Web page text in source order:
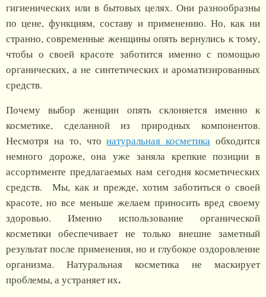
гигиенических или в бытовых целях. Они разнообразны
по цене, функциям, составу и применению. Но, как ни
странно, современные женщины опять вернулись к тому,
чтобы о своей красоте заботится именно с помощью
органических, а не синтетических и ароматизированных
средств.
Почему выбор женщин опять склоняется именно к
косметике, сделанной из природных компонентов.
Несмотря на то, чтонатуральная косметика обходится
немного дороже, она уже заняла крепкие позиции в
ассортименте предлагаемых нам сегодня косметических
средств. Мы, как и прежде, хотим заботиться о своей
красоте, но все меньше желаем приносить вред своему
здоровью. Именно использование органической
косметики обеспечивает не только внешне заметный
результат после применения, но и глубокое оздоровление
организма. Натуральная косметика не маскирует
проблемы, а устраняет их.